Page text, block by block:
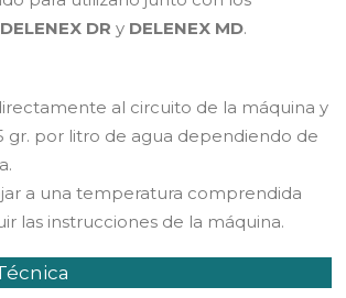
DELENEX DR y DELENEX MD.
al circuito de la máquina y
gr. por litro de agua dependiendo de
a una temperatura comprendida
las instrucciones de la máquina.